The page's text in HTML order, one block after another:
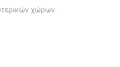
χώρων.